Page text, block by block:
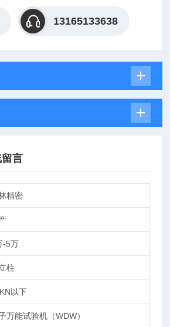
13165133638
言
精密
-5万
柱
以下
万能试验机（WDW）